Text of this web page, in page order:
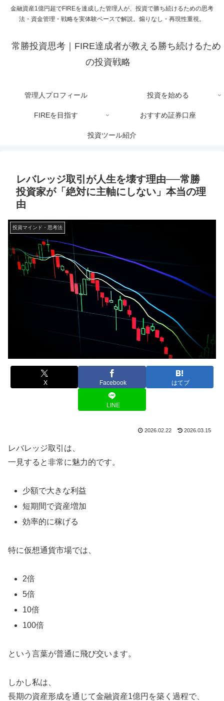
金融資産1億円超でFIREを達成した管理人が、投資で勝ち続けるための思考
法・資金管理・戦略を実体験ベースで解説。煽りなし・再現性重視。
常勝投資思考｜FIRE達成者が教える勝ち続けるため
の投資戦略
管理人プロフィール 投資を始める
FIREを目指す おすすめ証券口座
投資ツール紹介
レバレッジ取引が人生を壊す理由──常勝
投資家が「絶対に主軸にしない」本当の理
由
投資マインド・思考法
X Facebook はてブ
LINE
2026.02.22 2026.03.15
レバレッジ取引は、
一見すると非常に魅力的です。
少額で大きな利益
短期間で資産増加
効率的に稼げる
特に仮想通貨市場では、
2倍
5倍
10倍
100倍
という言葉が普通に飛び交います。
しかし私は、
長期の資産形成を通じて金融資産1億円を築く過程で、